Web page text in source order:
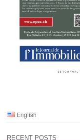
English
RECENT POSTS